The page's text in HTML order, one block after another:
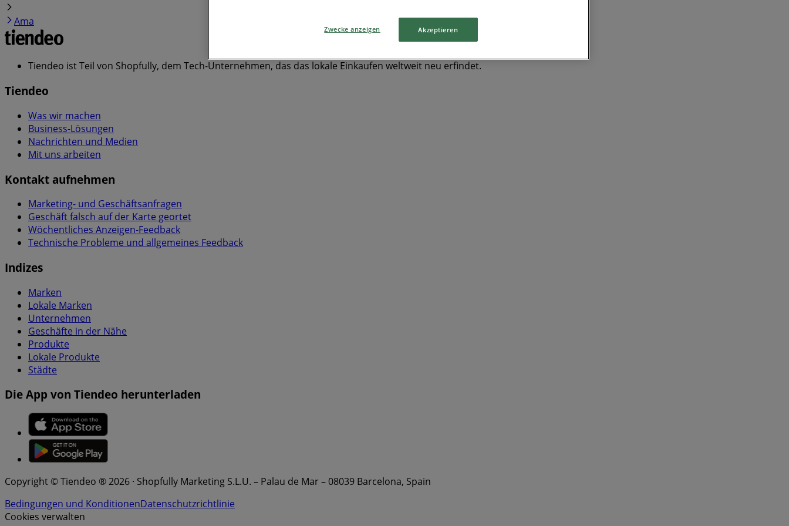
Ama
Tiendeo ist Teil von Shopfully, dem Tech-Unternehmen, das das lokale Einkaufen weltweit neu erfindet.
Tiendeo
Was wir machen
Business-Lösungen
Nachrichten und Medien
Mit uns arbeiten
Kontakt aufnehmen
Marketing- und Geschäftsanfragen
Geschäft falsch auf der Karte geortet
Wöchentliches Anzeigen-Feedback
Technische Probleme und allgemeines Feedback
Indizes
Marken
Lokale Marken
Unternehmen
Geschäfte in der Nähe
Produkte
Lokale Produkte
Städte
Die App von Tiendeo herunterladen
Copyright © Tiendeo ® 2026 · Shopfully Marketing S.L.U. – Palau de Mar – 08039 Barcelona, Spain
Bedingungen und KonditionenDatenschutzrichtlinie
Cookies verwalten
Zwecke anzeigen Akzeptieren